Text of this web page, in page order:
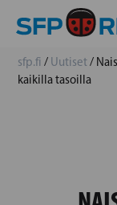
sfp.fi / Uutiset/
kaikilla tasoilla